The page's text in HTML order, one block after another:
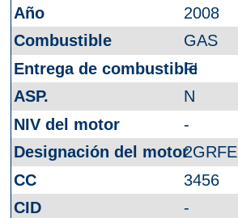
2008
GAS
FI
N
-
2GRFE
3456
-